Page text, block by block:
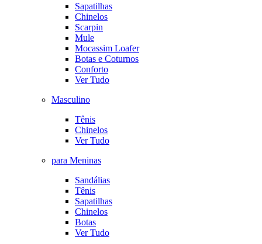
Sapatilhas
Chinelos
Scarpin
Mule
Mocassim Loafer
Botas e Coturnos
Conforto
Ver Tudo
Masculino
Tênis
Chinelos
Ver Tudo
para Meninas
Sandálias
Tênis
Sapatilhas
Chinelos
Botas
Ver Tudo